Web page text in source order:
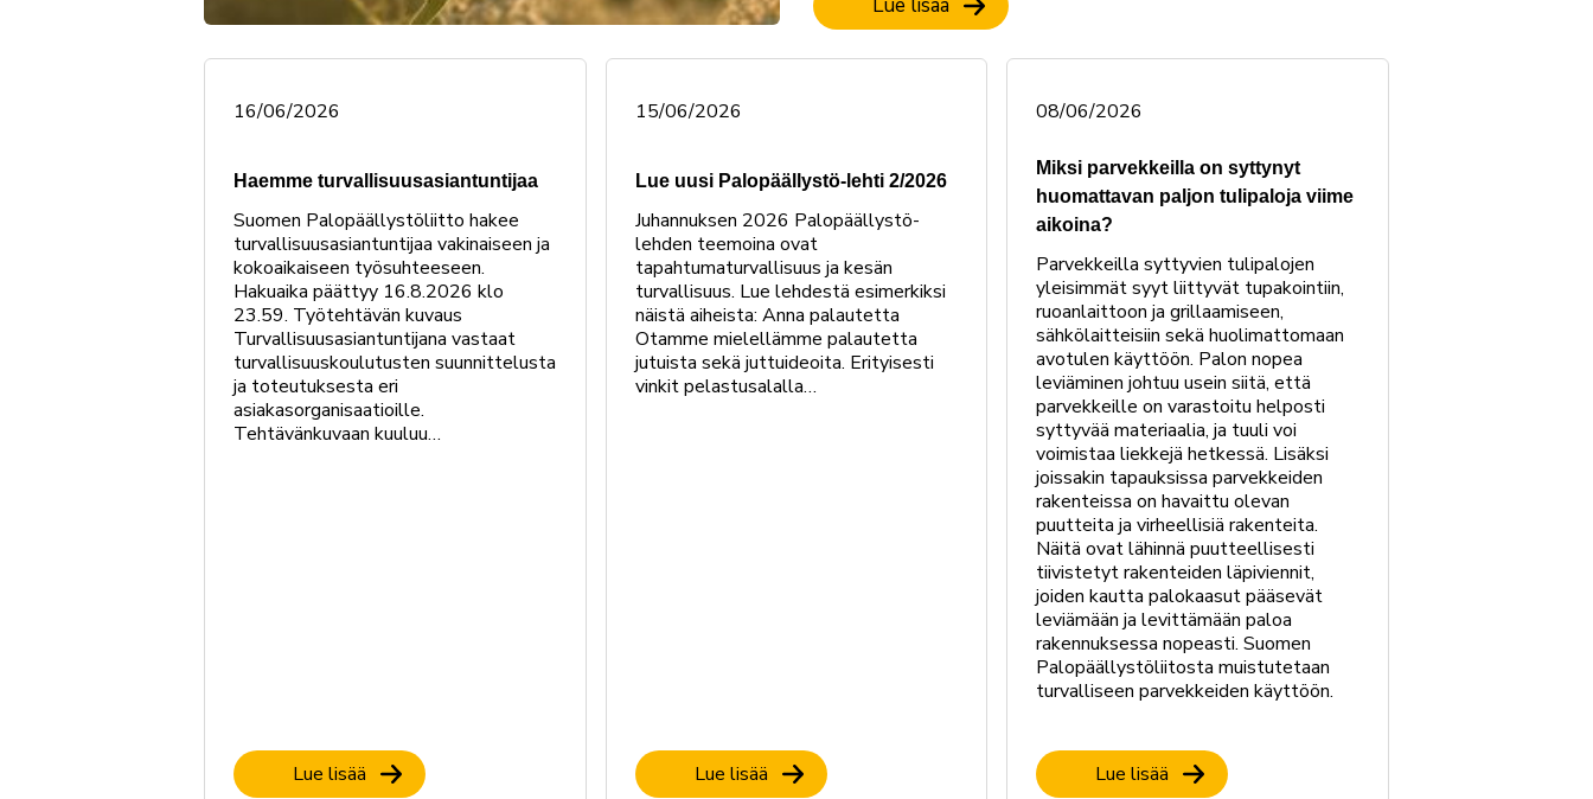
16/06/2026
Haemme turvallisuusasiantuntijaa
Suomen Palopäällystöliitto hakee
turvallisuusasiantuntijaa vakinaiseen ja
kokoaikaiseen työsuhteeseen.
Hakuaika päättyy 16.8.2026 klo
23.59. Työtehtävän kuvaus
Turvallisuusasiantuntijana vastaat
turvallisuuskoulutusten suunnittelusta
ja toteutuksesta eri
asiakasorganisaatioille.
Tehtävänkuvaan kuuluu…
Lue lisää
15/06/2026
Lue uusi Palopäällystö-lehti 2/2026
Juhannuksen 2026 Palopäällystö-
lehden teemoina ovat
tapahtumaturvallisuus ja kesän
turvallisuus. Lue lehdestä esimerkiksi
näistä aiheista: Anna palautetta
Otamme mielellämme palautetta
jutuista sekä juttuideoita. Erityisesti
vinkit pelastusalalla…
Lue lisää
08/06/2026
Miksi parvekkeilla on syttynyt
huomattavan paljon tulipaloja viime
aikoina?
Parvekkeilla syttyvien tulipalojen
yleisimmät syyt liittyvät tupakointiin,
ruoanlaittoon ja grillaamiseen,
sähkölaitteisiin sekä huolimattomaan
avotulen käyttöön. Palon nopea
leviäminen johtuu usein siitä, että
parvekkeille on varastoitu helposti
syttyvää materiaalia, ja tuuli voi
voimistaa liekkejä hetkessä. Lisäksi
joissakin tapauksissa parvekkeiden
rakenteissa on havaittu olevan
puutteita ja virheellisiä rakenteita.
Näitä ovat lähinnä puutteellisesti
tiivistetyt rakenteiden läpiviennit,
joiden kautta palokaasut pääsevät
leviämään ja levittämään paloa
rakennuksessa nopeasti. Suomen
Palopäällystöliitosta muistutetaan
turvalliseen parvekkeiden käyttöön.
Lue lisää